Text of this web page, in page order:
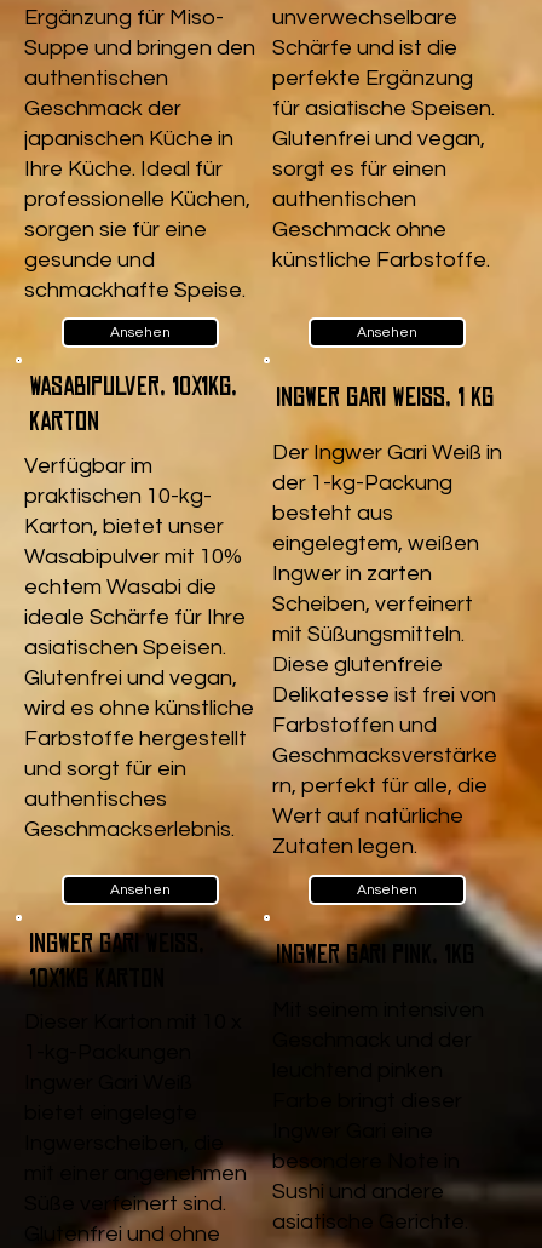
Ergänzung für Miso-
Suppe und bringen den
authentischen
Geschmack der
japanischen Küche in
Ihre Küche. Ideal für
professionelle Küchen,
sorgen sie für eine
gesunde und
schmackhafte Speise.
Ansehen
unverwechselbare
Schärfe und ist die
perfekte Ergänzung
für asiatische Speisen.
Glutenfrei und vegan,
sorgt es für einen
authentischen
Geschmack ohne
künstliche Farbstoffe.
Ansehen
Wasabipulver, 10x1kg,
Karton
Verfügbar im
praktischen 10-kg-
Karton, bietet unser
Wasabipulver mit 10%
echtem Wasabi die
ideale Schärfe für Ihre
asiatischen Speisen.
Glutenfrei und vegan,
wird es ohne künstliche
Farbstoffe hergestellt
und sorgt für ein
authentisches
Geschmackserlebnis.
Ansehen
Ingwer Gari Weiß, 1 kg
Der Ingwer Gari Weiß in
der 1-kg-Packung
besteht aus
eingelegtem, weißen
Ingwer in zarten
Scheiben, verfeinert
mit Süßungsmitteln.
Diese glutenfreie
Delikatesse ist frei von
Farbstoffen und
Geschmacksverstärke
rn, perfekt für alle, die
Wert auf natürliche
Zutaten legen.
Ansehen
Ingwer Gari Weiß,
10x1kg Karton
Ingwerscheiben, die
mit einer angenehmen
Süße verfeinert sind.
Glutenfrei und ohne
Ingwer Gari pink, 1kg
besondere Note in
Sushi und andere
asiatische Gerichte.